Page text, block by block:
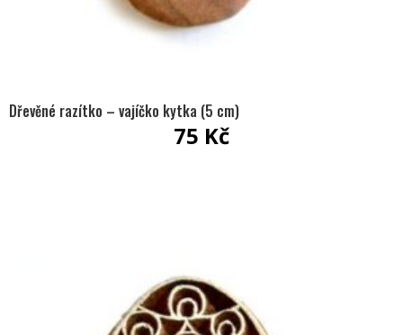
Dřevěné razítko – vajíčko kytka (5 cm)
75 Kč